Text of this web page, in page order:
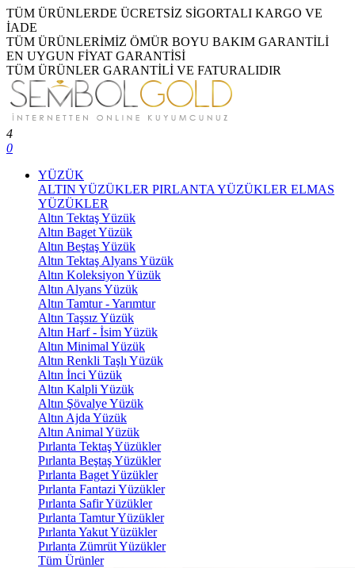
TÜM ÜRÜNLERDE ÜCRETSİZ SİGORTALI KARGO VE
İADE
TÜM ÜRÜNLERİMİZ ÖMÜR BOYU BAKIM GARANTİLİ
EN UYGUN FİYAT GARANTİSİ
TÜM ÜRÜNLER GARANTİLİ VE FATURALIDIR
4
0
YÜZÜK
ALTIN YÜZÜKLER PIRLANTA YÜZÜKLER ELMAS
YÜZÜKLER
Altın Tektaş Yüzük
Altın Baget Yüzük
Altın Beştaş Yüzük
Altın Tektaş Alyans Yüzük
Altın Koleksiyon Yüzük
Altın Alyans Yüzük
Altın Tamtur - Yarımtur
Altın Taşsız Yüzük
Altın Harf - İsim Yüzük
Altın Minimal Yüzük
Altın Renkli Taşlı Yüzük
Altın İnci Yüzük
Altın Kalpli Yüzük
Altın Şövalye Yüzük
Altın Ajda Yüzük
Altın Animal Yüzük
Pırlanta Tektaş Yüzükler
Pırlanta Beştaş Yüzükler
Pırlanta Baget Yüzükler
Pırlanta Fantazi Yüzükler
Pırlanta Safir Yüzükler
Pırlanta Tamtur Yüzükler
Pırlanta Yakut Yüzükler
Pırlanta Zümrüt Yüzükler
Tüm Ürünler